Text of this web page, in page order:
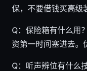
保，不要借钱买高级
Q：保险箱有什么用
资第一时间塞进去。
Q：听声辨位有什么